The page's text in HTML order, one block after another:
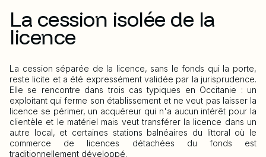
La cession isolée de la
licence
La cession séparée de la licence, sans le fonds qui la porte,
reste licite et a été expressément validée par la jurisprudence.
Elle se rencontre dans trois cas typiques en Occitanie : un
exploitant qui ferme son établissement et ne veut pas laisser la
licence se périmer, un acquéreur qui n'a aucun intérêt pour la
clientèle et le matériel mais veut transférer la licence dans un
autre local, et certaines stations balnéaires du littoral où le
commerce de licences détachées du fonds est
traditionnellement développé.